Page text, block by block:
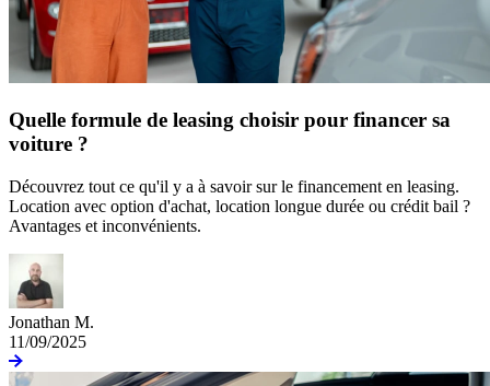
Quelle formule de leasing choisir pour financer sa
voiture ?
Découvrez tout ce qu'il y a à savoir sur le financement en leasing.
Location avec option d'achat, location longue durée ou crédit bail ?
Avantages et inconvénients.
Jonathan M.
11/09/2025